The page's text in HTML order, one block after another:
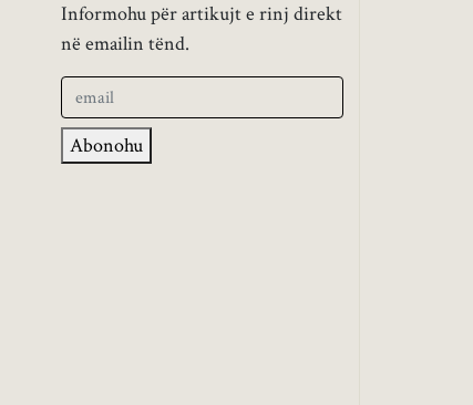
Informohu për artikujt e rinj direkt
në emailin tënd.
Abonohu